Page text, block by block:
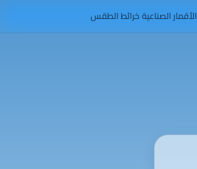
الأقمار الصناعيةخرائط الطقس